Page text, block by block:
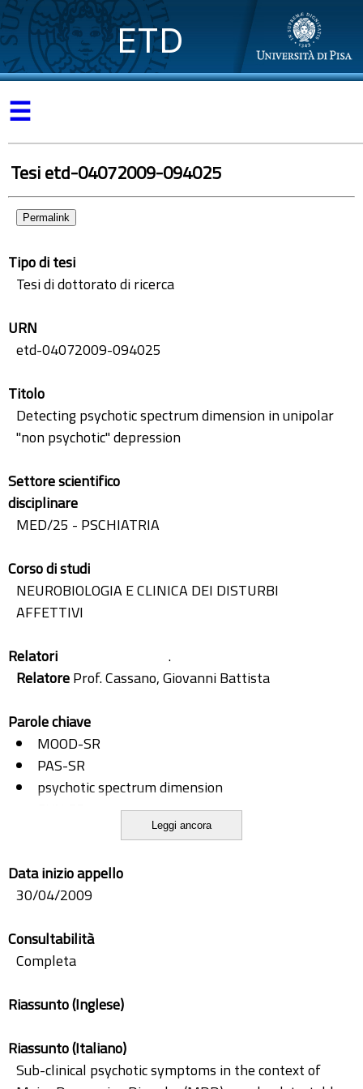
ETD
☰
Tesi etd-04072009-094025
Permalink
Tipo di tesi
Tesi di dottorato di ricerca
URN
etd-04072009-094025
Titolo
Detecting psychotic spectrum dimension in unipolar
"non psychotic" depression
Settore scientifico
disciplinare
MED/25 - PSCHIATRIA
Corso di studi
NEUROBIOLOGIA E CLINICA DEI DISTURBI
AFFETTIVI
Relatori
.
RelatoreProf. Cassano, Giovanni Battista
Parole chiave
MOOD-SR
PAS-SR
psychotic spectrum dimension
unipolar depressionLeggi ancora
Data inizio appello
30/04/2009
Consultabilità
Completa
Riassunto (Inglese)
Riassunto (Italiano)
Sub-clinical psychotic symptoms in the context of